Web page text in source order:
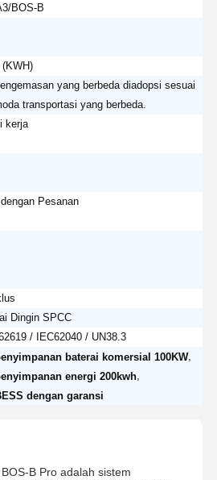
BOS-B
yang berbeda diadopsi sesuai
transportasi yang berbeda.
kerja
Pesanan
Dingin SPCC
/ IEC62040 / UN38.3
baterai komersial 100KW,
energi 200kwh
dengan garansi
B Pro adalah sistem